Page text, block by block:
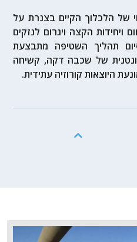
של הלכלוך הקיים בצנרת על
ויחידות הקצה ויגרום לנזקים
תהליך השטיפה מתבצעת
של שכבה דקה, קשיחה
היוצאות קורוזיה עתידית.